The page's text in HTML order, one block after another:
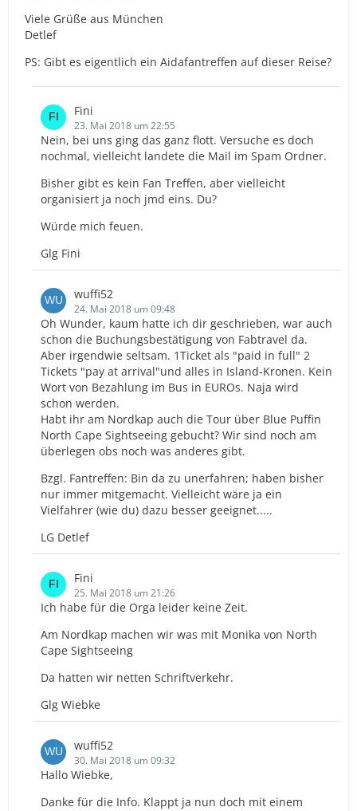
Viele Grüße aus München
Detlef
PS: Gibt es eigentlich ein Aidafantreffen auf dieser Reise?
Fini
23. Mai 2018 um 22:55
Nein, bei uns ging das ganz flott. Versuche es doch
nochmal, vielleicht landete die Mail im Spam Ordner.
Bisher gibt es kein Fan Treffen, aber vielleicht
organisiert ja noch jmd eins. Du?
Würde mich feuen.
Glg Fini
wuffi52
24. Mai 2018 um 09:48
Oh Wunder, kaum hatte ich dir geschrieben, war auch
schon die Buchungsbestätigung von Fabtravel da.
Aber irgendwie seltsam. 1Ticket als "paid in full" 2
Tickets "pay at arrival"und alles in Island-Kronen. Kein
Wort von Bezahlung im Bus in EUROs. Naja wird
schon werden.
Habt ihr am Nordkap auch die Tour über Blue Puffin
North Cape Sightseeing gebucht? Wir sind noch am
überlegen obs noch was anderes gibt.
Bzgl. Fantreffen: Bin da zu unerfahren; haben bisher
nur immer mitgemacht. Vielleicht wäre ja ein
Vielfahrer (wie du) dazu besser geeignet.....
LG Detlef
Fini
25. Mai 2018 um 21:26
Ich habe für die Orga leider keine Zeit.
Am Nordkap machen wir was mit Monika von North
Cape Sightseeing
Da hatten wir netten Schriftverkehr.
Glg Wiebke
wuffi52
30. Mai 2018 um 09:32
Hallo Wiebke,
Danke für die Info. Klappt ja nun doch mit einem